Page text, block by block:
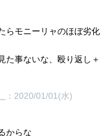
らモニーリャのほぼ劣化
た事ないな、殴り返し＋
：2020/01/01(水)
からな